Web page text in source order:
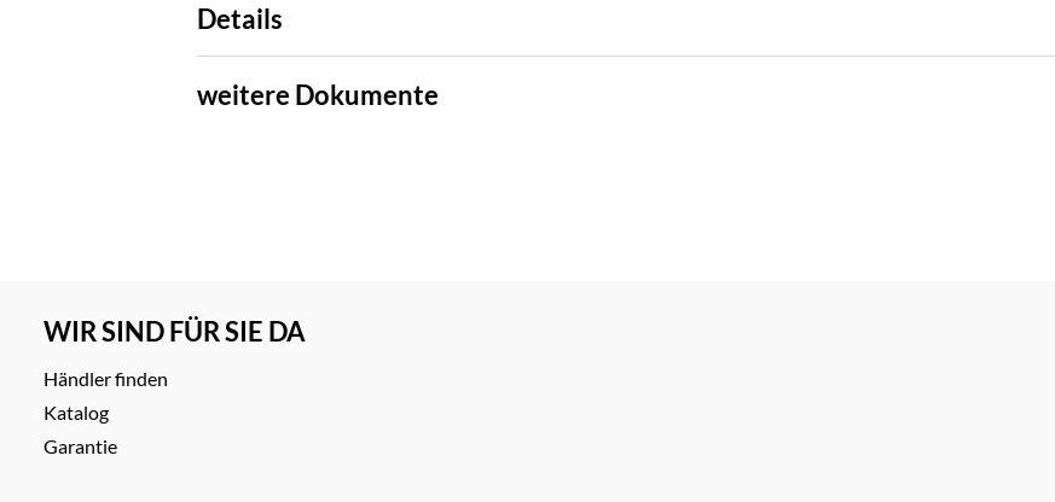
Details
weitere Dokumente
WIR SIND FÜR SIE DA
Händler finden
Katalog
Garantie